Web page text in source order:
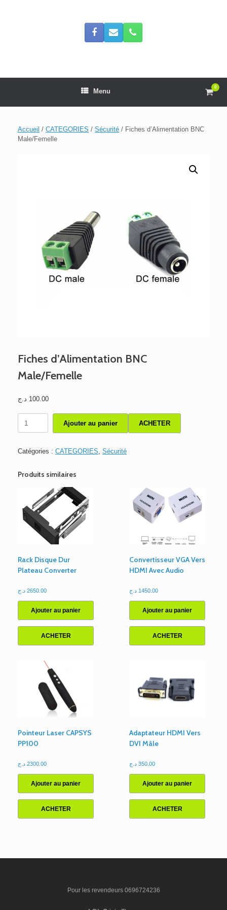
Menu
View
cart
0
Accueil / CATEGORIES / Sécurité / Fiches d’Alimentation BNC
Male/Femelle
Fiches d’Alimentation BNC
Male/Femelle
100.00 د.ج
d'Alimentation
Ajouter au panier ACHETER
Catégories : CATEGORIES, Sécurité
Produits similaires
Rack Disque Dur
Plateau Converter
2650.00 د.ج
Ajouter au panier
ACHETER
Convertisseur VGA Vers
HDMI Avec Audio
1450.00 د.ج
Ajouter au panier
ACHETER
Pointeur Laser CAPSYS
PP100
2300.00 د.ج
Ajouter au panier
ACHETER
Adaptateur HDMI Vers
DVI Mâle
350.00 د.ج
Ajouter au panier
ACHETER
Pour les revendeurs 0696724236